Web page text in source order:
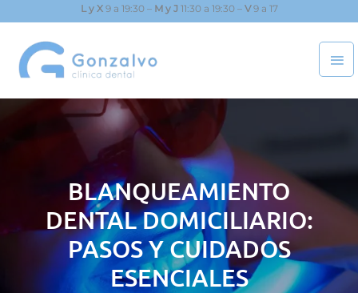
contenido
L y X9 a 19:30 – M y J 11:30 a 19:30 – V9 a 17
BLANQUEAMIENTO
DENTAL DOMICILIARIO:
PASOS Y CUIDADOS
ESENCIALES